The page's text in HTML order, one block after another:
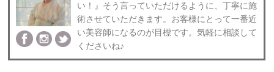
い！』そう言っていただけるように、丁寧に施
術させていただきます。お客様にとって一番近
い美容師になるのが目標です。気軽に相談して
くださいね♪